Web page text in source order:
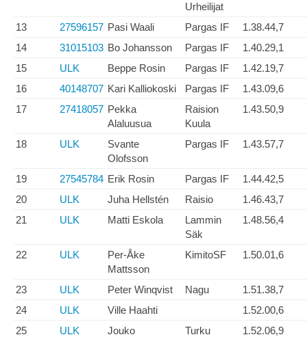
Urheilijat
13 27596157 Pasi Waali Pargas IF
1.38.44,7
14
31015103 Bo Johansson Pargas IF
1.40.29,1
15
ULK Beppe Rosin Pargas IF
1.42.19,7
16
40148707 Kari Kalliokoski Pargas IF
1.43.09,6
17
27418057 Pekka
Alaluusua
Raision
Kuula
1.43.50,9
18 ULK
Svante
Olofsson
Pargas IF 1.43.57,7
19 27545784 Erik Rosin Pargas IF
1.44.42,5
20
ULK Juha Hellstén Raisio
1.46.43,7
21
ULK Matti Eskola
Lammin
Säk
1.48.56,4
22 ULK
Per-Åke
Mattsson
KimitoSF 1.50.01,6
23 ULK Peter Winqvist Nagu
1.51.38,7
24
ULK Ville Haahti
1.52.00,6
25
ULK
Jouko
Turku 1.52.06,9